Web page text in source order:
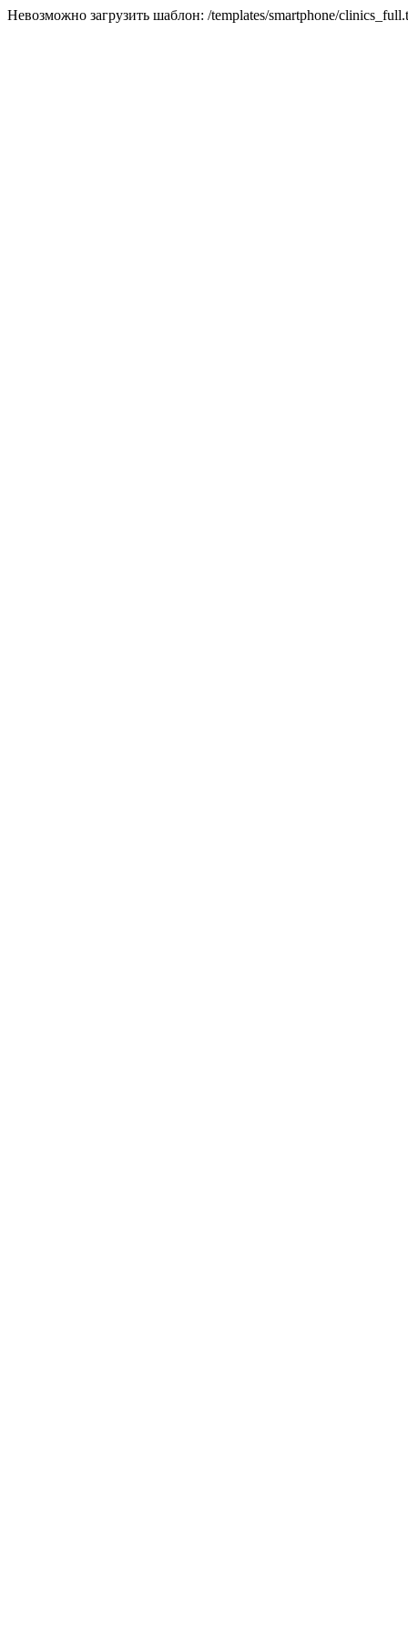
Невозможно загрузить шаблон: /templates/smartphone/